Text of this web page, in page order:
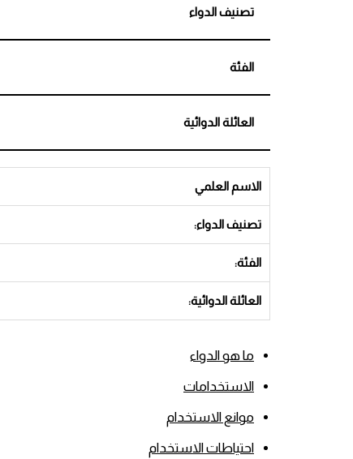
تصنيف الدواء
الفئة
العائلة الدوائية
الاسم العلمي
تصنيف الدواء:
الفئة:
العائلة الدوائية:
ما هو الدواء
الاستخدامات
موانع الاستخدام
احتياطات الاستخدام